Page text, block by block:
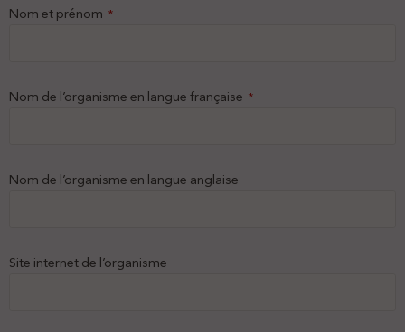
Nom et prénom *
Nom de l’organisme en langue française *
Nom de l’organisme en langue anglaise
Site internet de l’organisme